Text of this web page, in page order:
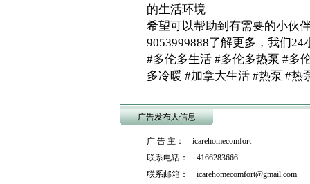
的生活环境
希望可以帮助到有需要的小伙
9053999888了解更多，我们24
#多伦多生活 #多伦多热泵 #多
多冷暖 #加拿大生活 #热泵 #
广告发布人信息
广 告 主： icarehomecomfort
联系电话： 4166283666
联系邮箱： icarehomecomfort@gmail.com